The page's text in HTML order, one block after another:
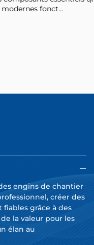
fonct...
engins de chantier
créer des
grâce à des
la valeur pour les
élan au